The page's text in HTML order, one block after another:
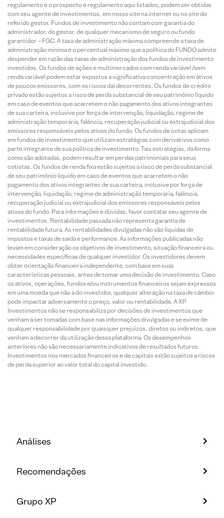
regulamento e o prospecto e regulamento aqui listados, podem ser obtidas
com seu agente de investimentos, em nosso site na internet ou no site do
referido gestor. Fundos de investimento não contam com garantia do
administrador, do gestor, de qualquer mecanismo de seguro ou fundo
garantidor – FGC. A taxa de administração máxima compreende a taxa de
administração mínima e o percentual máximo que a política do FUNDO admite
despender em razão das taxas de administração dos fundos de investimento
investidos. Os fundos de ações e multimercados com renda variável /sem
renda variável podem estar expostos a significativa concentração em ativos
de poucos emissores, com os riscos daí decorrentes. Os fundos de crédito
privado estão sujeitos a risco de perda substancial de seu patrimônio líquido
em caso de eventos que acarretem o não pagamento dos ativos integrantes
de sua carteira, inclusive por força de intervenção, liquidação, regime de
administração temporária, falência, recuperação judicial ou extrajudicial dos
emissores responsáveis pelos ativos do fundo. Os fundos de cotas aplicam
em fundos de investimento que utilizam estratégias com derivativos como
parte integrante de sua política de investimento. Tais estratégias, da forma
como são adotadas, podem resultar em perdas patrimoniais para seus
cotistas. Os fundos de renda fixa estão sujeitos a risco de perda substancial
de seu patrimônio líquido em caso de eventos que acarretem o não
pagamento dos ativos integrantes de sua carteira, inclusive por força de
intervenção, liquidação, regime de administração temporária, falência,
recuperação judicial ou extrajudicial dos emissores responsáveis pelos
ativos do fundo. Para informações e dúvidas, favor contatar seu agente de
investimentos. Rentabilidade passada não representa garantia de
rentabilidade futura. As rentabilidades divulgadas não são líquidas de
impostos e taxas de saída e performance. As informações publicadas não
levam em consideração os objetivos de investimento, situação financeira ou
necessidades específicas de qualquer investidor. Os investidores devem
obter orientação financeira independente, com base em suas
características pessoais, antes de tomar uma decisão de investimento. Caso
os ativos, operações, fundos e/ou instrumentos financeiros sejam expressos
em uma moeda que não a do investidor, qualquer alteração na taxa de câmbio
pode impactar adversamente o preço, valor ou rentabilidade. A XP
Investimentos não se responsabiliza por decisões de investimentos que
venham a ser tomadas com base nas informações divulgadas e se exime de
qualquer responsabilidade por quaisquer prejuízos, diretos ou indiretos, que
venham a decorrer da utilização dessa plataforma. Os desempenhos
anteriores não são necessariamente indicativos de resultados futuros.
Investimentos nos mercados financeiros e de capitais estão sujeitos a riscos
de perda superior ao valor total do capital investido.
Análises
Recomendações
Grupo XP